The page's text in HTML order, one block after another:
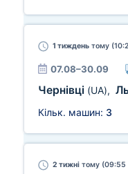
1 тиждень тому
07.08–30.09
Чернівці (UA),
Кільк. машин: 3
2 тижні тому (09:55